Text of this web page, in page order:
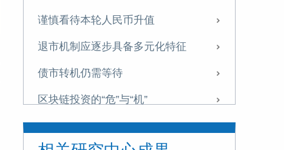
谨慎看待本轮人民币升值
退市机制应逐步具备多元化特征
债市转机仍需等待
区块链投资的“危”与“机”
日本首相更替对中日关系的影响及应对